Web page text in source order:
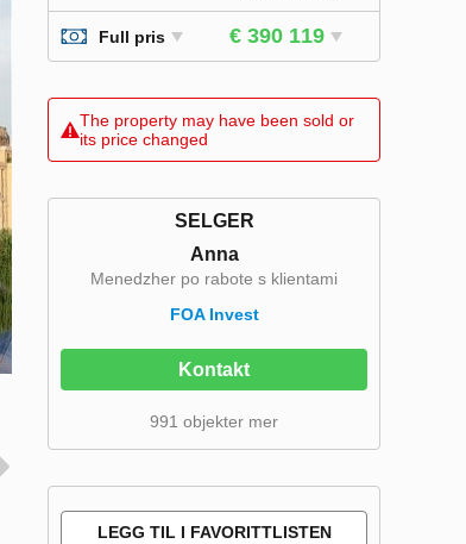
Full pris € 390 119
The property may have been sold or
its price changed
SELGER
Anna
Menedzher po rabote s klientami
FOA Invest
Kontakt
991 objekter mer
LEGG TIL I FAVORITTLISTEN